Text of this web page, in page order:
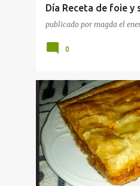
Día Receta de foie y
publicado por magda el
0
APERITIVOS RECETAS